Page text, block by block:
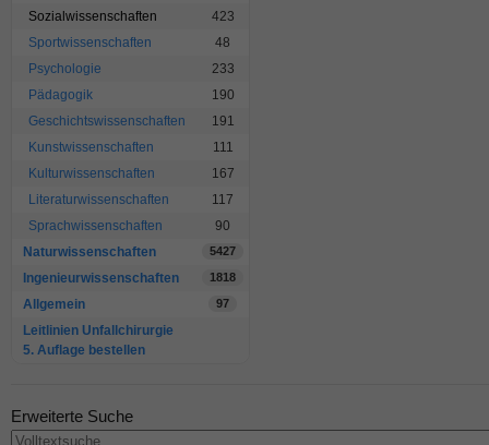
Sozialwissenschaften
423
Sportwissenschaften
48
Psychologie
233
Pädagogik
190
Geschichtswissenschaften
191
Kunstwissenschaften
111
Kulturwissenschaften
167
Literaturwissenschaften
117
Sprachwissenschaften
90
Naturwissenschaften
5427
Ingenieurwissenschaften 1818
Allgemein 97
Leitlinien Unfallchirurgie
5. Auflage bestellen
Erweiterte Suche